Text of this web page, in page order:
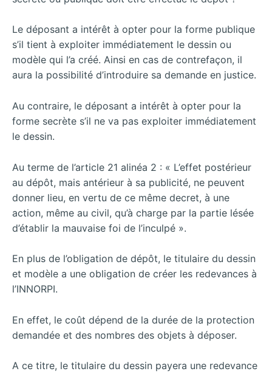
Le déposant a intérêt à opter pour la forme publique
s’il tient à exploiter immédiatement le dessin ou
modèle qui l’a créé. Ainsi en cas de contrefaçon, il
aura la possibilité d’introduire sa demande en justice.
Au contraire, le déposant a intérêt à opter pour la
forme secrète s’il ne va pas exploiter immédiatement
le dessin.
Au terme de l’article 21 alinéa 2 : « L’effet postérieur
au dépôt, mais antérieur à sa publicité, ne peuvent
donner lieu, en vertu de ce même decret, à une
action, même au civil, qu’à charge par la partie lésée
d’établir la mauvaise foi de l’inculpé ».
En plus de l’obligation de dépôt, le titulaire du dessin
et modèle a une obligation de créer les redevances à
l’INNORPI.
En effet, le coût dépend de la durée de la protection
demandée et des nombres des objets à déposer.
A ce titre, le titulaire du dessin payera une redevance